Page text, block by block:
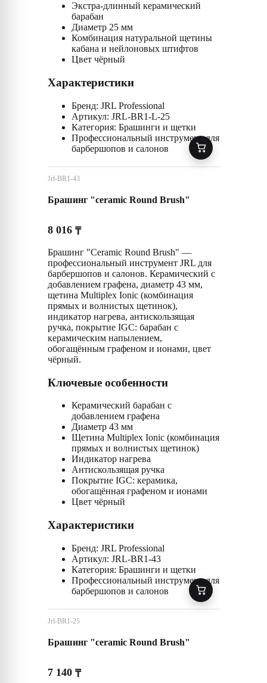
Экстра-длинный керамический
барабан
Диаметр 25 мм
Комбинация натуральной щетины
кабана и нейлоновых штифтов
Цвет чёрный
Характеристики
Бренд: JRL Professional
Артикул: JRL-BR1-L-25
Категория: Брашинги и щетки
Профессиональный инструмент для
барбершопов и салонов
Jrl-BR1-43
Брашинг "ceramic Round Brush"
8 016 ₸
Брашинг "Ceramic Round Brush" —
профессиональный инструмент JRL для
барбершопов и салонов. Керамический с
добавлением графена, диаметр 43 мм,
щетина Multiplex Ionic (комбинация
прямых и волнистых щетинок),
индикатор нагрева, антискользящая
ручка, покрытие IGC: барабан с
керамическим напылением,
обогащённым графеном и ионами, цвет
чёрный.
Ключевые особенности
Керамический барабан с
добавлением графена
Диаметр 43 мм
Щетина Multiplex Ionic (комбинация
прямых и волнистых щетинок)
Индикатор нагрева
Антискользящая ручка
Покрытие IGC: керамика,
обогащённая графеном и ионами
Цвет чёрный
Характеристики
Бренд: JRL Professional
Артикул: JRL-BR1-43
Категория: Брашинги и щетки
Профессиональный инструмент для
барбершопов и салонов
Jrl-BR1-25
Брашинг "ceramic Round Brush"
7 140 ₸